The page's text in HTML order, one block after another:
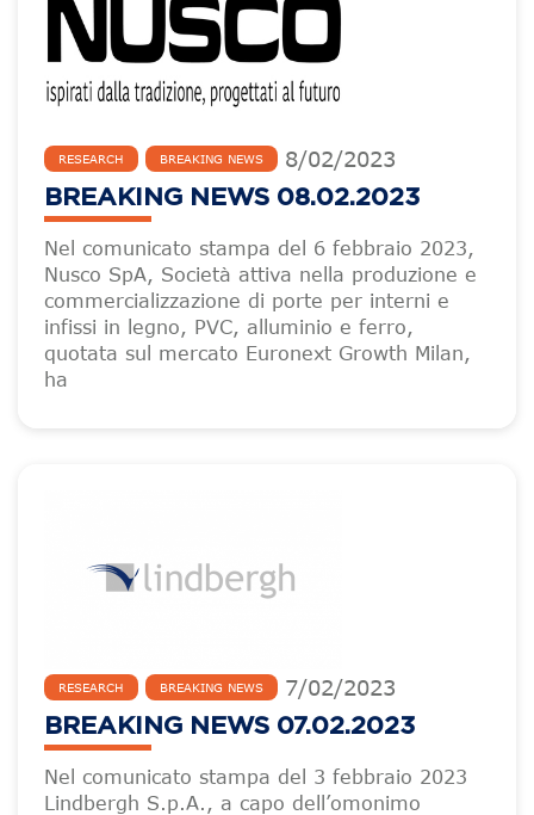
RESEARCH BREAKING NEWS 8/02/2023
BREAKING NEWS 08.02.2023
Nel comunicato stampa del 6 febbraio 2023,
Nusco SpA, Società attiva nella produzione e
commercializzazione di porte per interni e
infissi in legno, PVC, alluminio e ferro,
quotata sul mercato Euronext Growth Milan,
ha
RESEARCH BREAKING NEWS 7/02/2023
BREAKING NEWS 07.02.2023
Nel comunicato stampa del 3 febbraio 2023
Lindbergh S.p.A., a capo dell’omonimo